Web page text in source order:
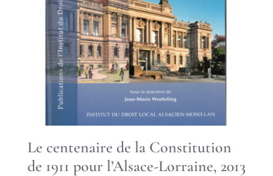
Le centenaire de la Constitution
de 1911 pour l’Alsace-Lorraine, 2013